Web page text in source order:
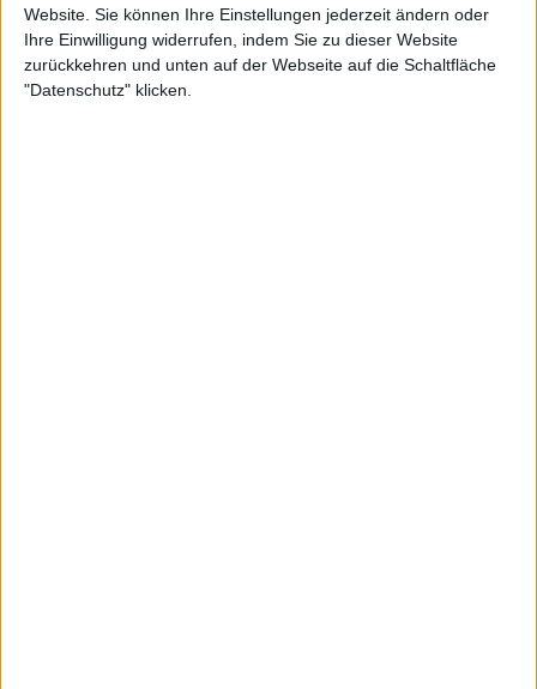
Website. Sie können Ihre Einstellungen jederzeit ändern oder
Ihre Einwilligung widerrufen, indem Sie zu dieser Website
zurückkehren und unten auf der Webseite auf die Schaltfläche
"Datenschutz" klicken.